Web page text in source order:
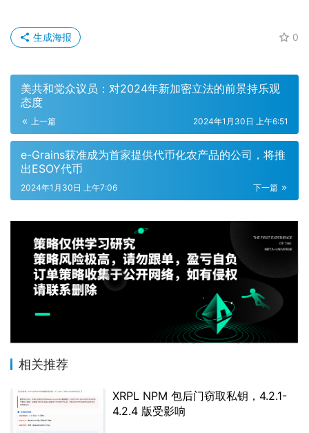
0
生成海报
美共和党众议员：对2024年新加密立法的前景持乐观
态度
上一篇 2024年1月30日 上午6:51
e-Grains获准成为首家提供代币化农产品的公司，将推
出ESOY代币
下一篇
2024年1月30日 上午7:06
相关推荐
XRPL NPM 包后门窃取私钥，4.2.1-
4.2.4 版受影响